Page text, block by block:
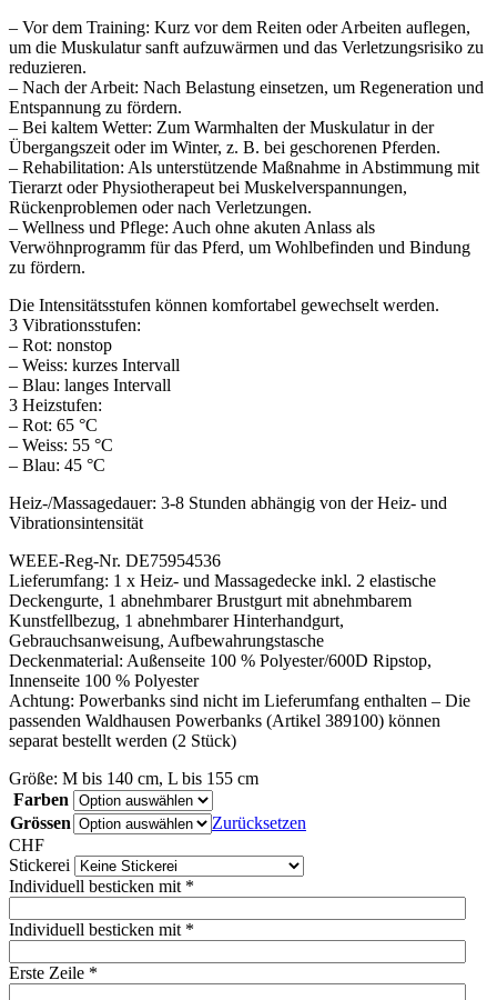
– Vor dem Training: Kurz vor dem Reiten oder Arbeiten auflegen,
um die Muskulatur sanft aufzuwärmen und das Verletzungsrisiko zu
reduzieren.
– Nach der Arbeit: Nach Belastung einsetzen, um Regeneration und
Entspannung zu fördern.
– Bei kaltem Wetter: Zum Warmhalten der Muskulatur in der
Übergangszeit oder im Winter, z. B. bei geschorenen Pferden.
– Rehabilitation: Als unterstützende Maßnahme in Abstimmung mit
Tierarzt oder Physiotherapeut bei Muskelverspannungen,
Rückenproblemen oder nach Verletzungen.
– Wellness und Pflege: Auch ohne akuten Anlass als
Verwöhnprogramm für das Pferd, um Wohlbefinden und Bindung
zu fördern.
Die Intensitätsstufen können komfortabel gewechselt werden.
3 Vibrationsstufen:
– Rot: nonstop
– Weiss: kurzes Intervall
– Blau: langes Intervall
3 Heizstufen:
– Rot: 65 °C
– Weiss: 55 °C
– Blau: 45 °C
Heiz-/Massagedauer: 3-8 Stunden abhängig von der Heiz- und
Vibrationsintensität
WEEE-Reg-Nr. DE75954536
Lieferumfang: 1 x Heiz- und Massagedecke inkl. 2 elastische
Deckengurte, 1 abnehmbarer Brustgurt mit abnehmbarem
Kunstfellbezug, 1 abnehmbarer Hinterhandgurt,
Gebrauchsanweisung, Aufbewahrungstasche
Deckenmaterial: Außenseite 100 % Polyester/600D Ripstop,
Innenseite 100 % Polyester
Achtung: Powerbanks sind nicht im Lieferumfang enthalten – Die
passenden Waldhausen Powerbanks (Artikel 389100) können
separat bestellt werden (2 Stück)
Größe: M bis 140 cm, L bis 155 cm
Farben
Grössen
Zurücksetzen
CHF
Stickerei
Individuell besticken mit *
Individuell besticken mit *
Erste Zeile *